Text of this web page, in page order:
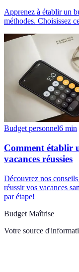
Apprenez à établir un
méthodes. Choisissez
Budget personnel6 min
Comment établir
vacances réussies
Découvrez nos
réussir vos vacances
par étape!
Budget Maîtrise
Votre source